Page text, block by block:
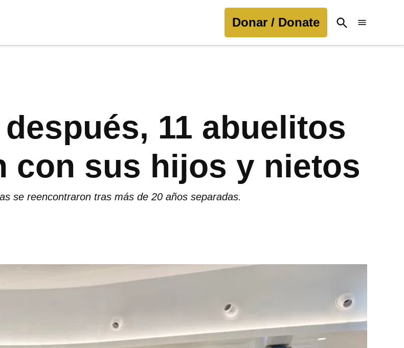
Donar / Donate
Open
Search
11 abuelitos
con sus hijos y nietos
se reencontraron tras más de 20 años separadas.